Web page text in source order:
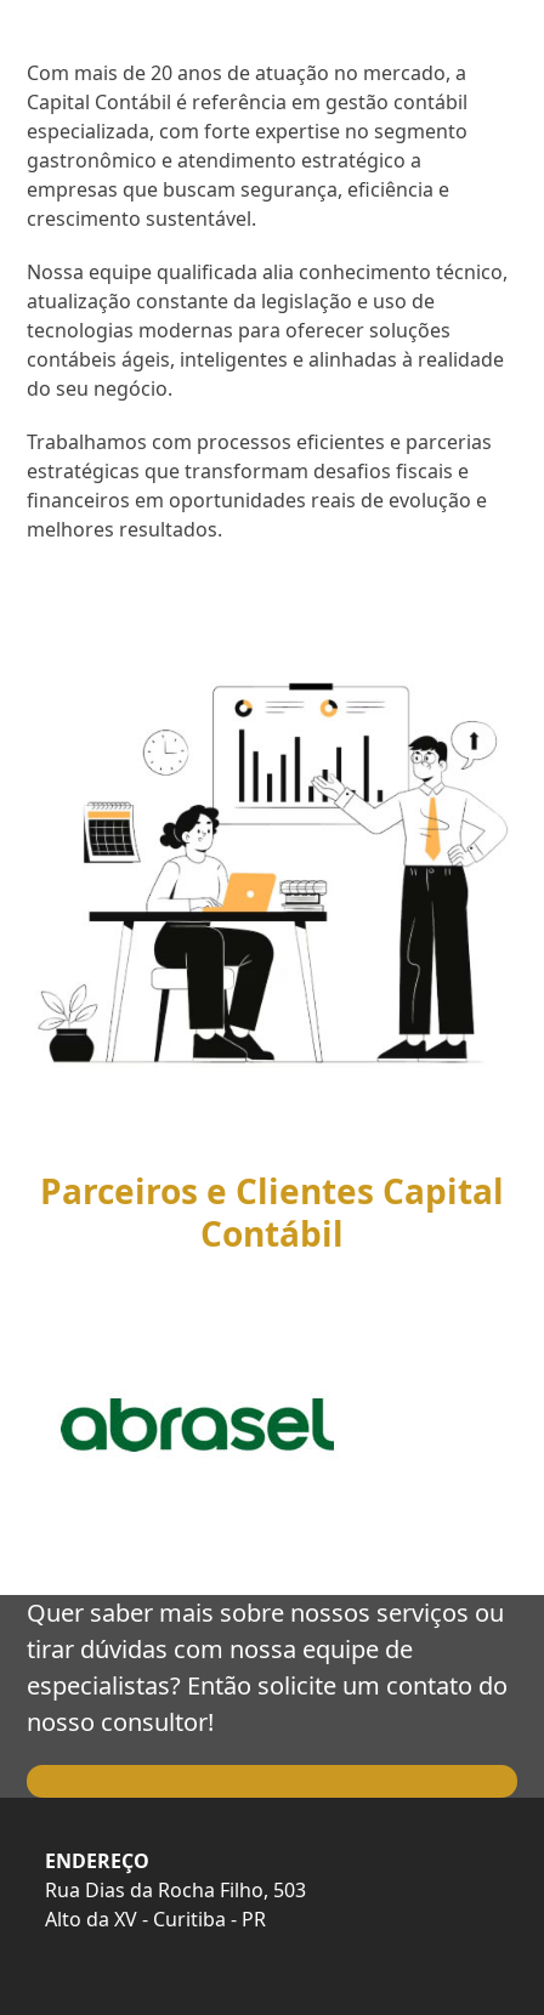
Com mais de 20 anos de atuação no mercado, a
Capital Contábil é referência em gestão contábil
especializada, com forte expertise no segmento
gastronômico e atendimento estratégico a
empresas que buscam segurança, eficiência e
crescimento sustentável.
Nossa equipe qualificada alia conhecimento técnico,
atualização constante da legislação e uso de
tecnologias modernas para oferecer soluções
contábeis ágeis, inteligentes e alinhadas à realidade
do seu negócio.
Trabalhamos com processos eficientes e parcerias
estratégicas que transformam desafios fiscais e
financeiros em oportunidades reais de evolução e
melhores resultados.
Parceiros e Clientes Capital
Contábil
right
carousel
navigation
buttons
Quer saber mais sobre nossos serviços ou
tirar dúvidas com nossa equipe de
especialistas? Então solicite um contato do
nosso consultor!
ENDEREÇO
Rua Dias da Rocha Filho, 503
Alto da XV - Curitiba - PR